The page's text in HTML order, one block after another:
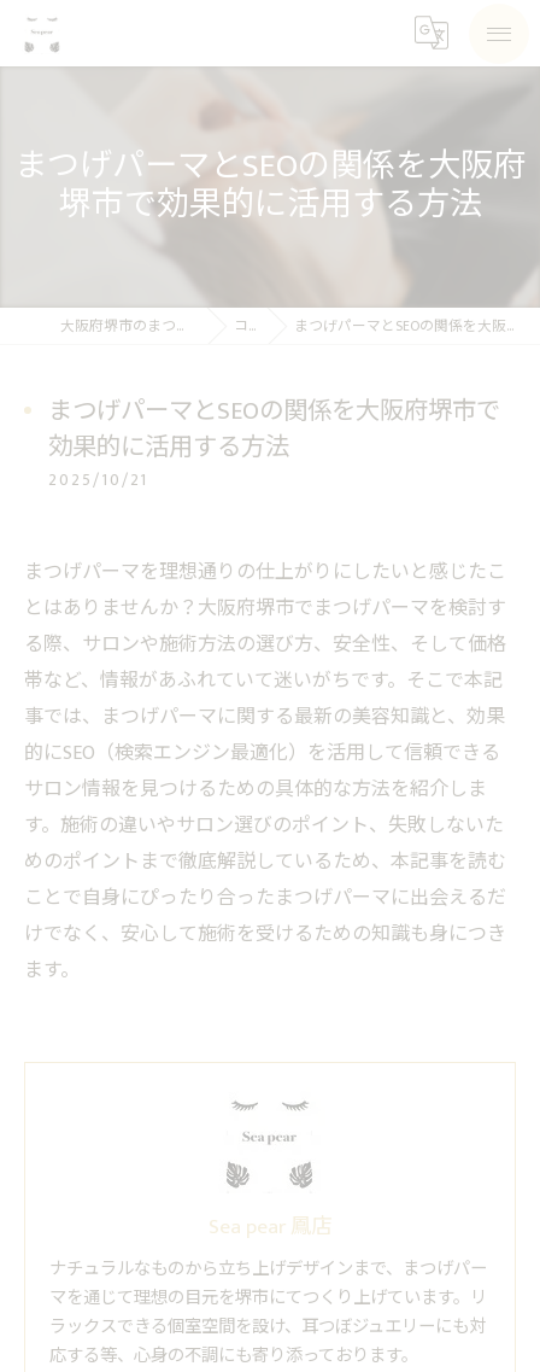
まつげパーマとSEOの関係を大阪府
堺市で効果的に活用する方法
大阪府堺市のまつげパーマならSea pear コラム まつげパーマとSEOの関係を大阪府堺市で効果的に活用する方法
まつげパーマとSEOの関係を大阪府堺市で
効果的に活用する方法
2025/10/21
まつげパーマを理想通りの仕上がりにしたいと感じたこ
とはありませんか？大阪府堺市でまつげパーマを検討す
る際、サロンや施術方法の選び方、安全性、そして価格
帯など、情報があふれていて迷いがちです。そこで本記
事では、まつげパーマに関する最新の美容知識と、効果
的にSEO（検索エンジン最適化）を活用して信頼できる
サロン情報を見つけるための具体的な方法を紹介しま
す。施術の違いやサロン選びのポイント、失敗しないた
めのポイントまで徹底解説しているため、本記事を読む
ことで自身にぴったり合ったまつげパーマに出会えるだ
けでなく、安心して施術を受けるための知識も身につき
ます。
Sea pear 鳳店
ナチュラルなものから立ち上げデザインまで、まつげパー
マを通じて理想の目元を堺市にてつくり上げています。リ
ラックスできる個室空間を設け、耳つぼジュエリーにも対
応する等、心身の不調にも寄り添っております。